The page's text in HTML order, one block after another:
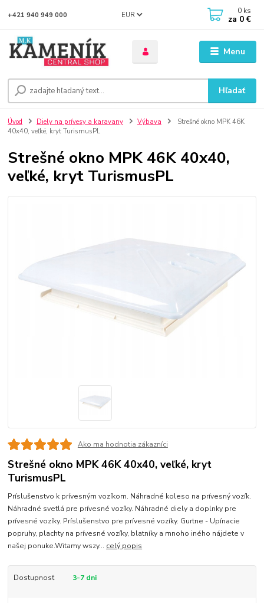
Menu
EUR
Hľadať
+421 940 949 000 0 ks
za 0 €
Úvod Diely na prívesy a karavany Výbava
Strešné okno MPK 46K
40x40, veľké, kryt TurismusPL
Strešné okno MPK 46K 40x40,
veľké, kryt TurismusPL
Ako ma hodnotia zákazníci
Strešné okno MPK 46K 40x40, veľké, kryt
TurismusPL
Príslušenstvo k prívesným vozíkom. Náhradné koleso na prívesný vozík.
Náhradné svetlá pre prívesné vozíky. Náhradné diely a doplnky pre
prívesné vozíky. Príslušenstvo pre prívesné vozíky. Gurtne - Upínacie
popruhy, plachty na prívesné vozíky, blatníky a mnoho iného nájdete v
našej ponuke.Witamy wszy... celý popis
Dostupnosť 3-7 dni